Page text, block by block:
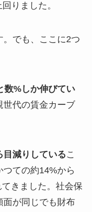
りました。
でも、ここに2つ
数%しか伸びてい
代の賃金カーブ
目減りしているこ
ての約14%から
きました。社会保
面が同じでも財布